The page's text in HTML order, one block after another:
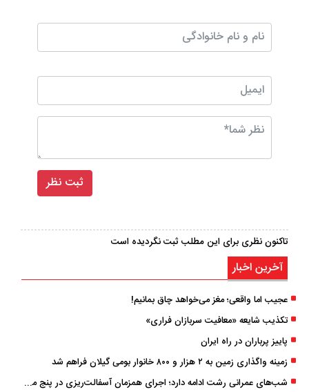
تاکنون نظری برای این مطلب ثبت نگردیده است
آخرین اخبار
عجیب اما واقعی؛ مغز می‌خواهد چاق بمانیم!
تکذیب شایعه «معافیت سربازان فراری»
پاییز پرباران در راه ایران
زمینه واگذاری زمین به ۲ هزار و ۸۰۰ خانوار بومی گیلان فراهم شد
شب‌های عمرانی رشت ادامه دارد؛ اجرای همزمان آسفالت‌ریزی در پنج منطقه شهری